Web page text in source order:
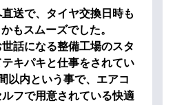
送で、タイヤ交換日時も
もスムーズでした。
話になる整備工場のスタ
キパキと仕事をされてい
以内という事で、エアコ
フで用意されている快適